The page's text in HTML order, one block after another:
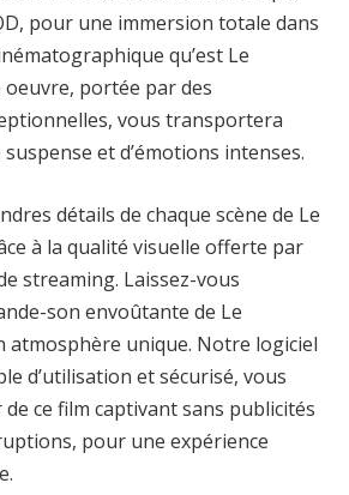
pour une immersion totale dans
qu’est Le
oeuvre, portée par des
vous transportera
et d’émotions intenses.
détails de chaque scène de Le
à la qualité visuelle offerte par
streaming. Laissez-vous
son envoûtante de Le
atmosphère unique. Notre logiciel
d’utilisation et sécurisé, vous
ce film captivant sans publicités
pour une expérience